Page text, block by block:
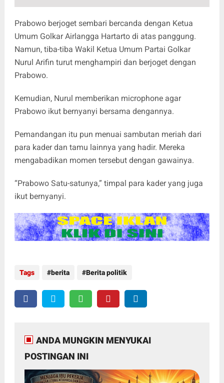
Prabowo berjoget sembari bercanda dengan Ketua
Umum Golkar Airlangga Hartarto di atas panggung.
Namun, tiba-tiba Wakil Ketua Umum Partai Golkar
Nurul Arifin turut menghampiri dan berjoget dengan
Prabowo.
Kemudian, Nurul memberikan microphone agar
Prabowo ikut bernyanyi bersama dengannya.
Pemandangan itu pun menuai sambutan meriah dari
para kader dan tamu lainnya yang hadir. Mereka
mengabadikan momen tersebut dengan gawainya.
“Prabowo Satu-satunya,” timpal para kader yang juga
ikut bernyanyi.
Tags berita Berita politik
ANDA MUNGKIN MENYUKAI
POSTINGAN INI